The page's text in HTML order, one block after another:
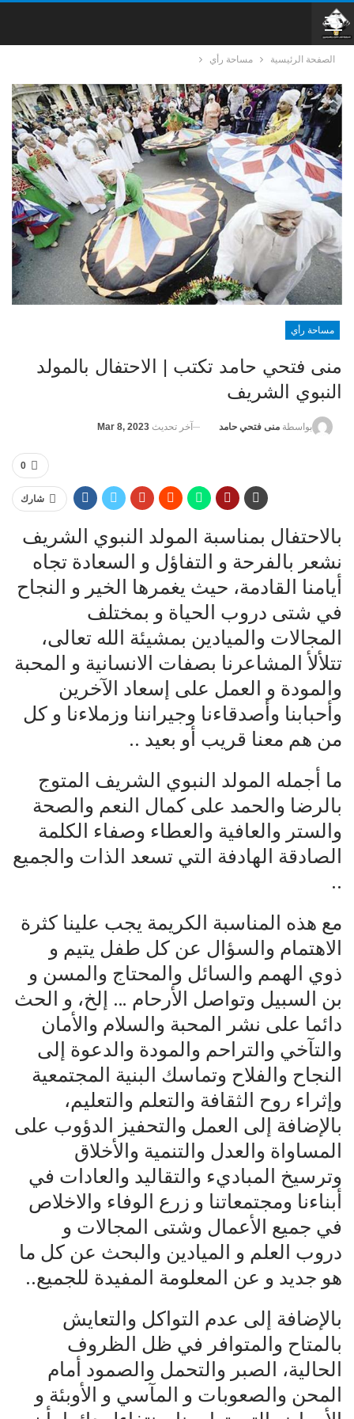
الصفحة الرئيسية مساحة رأي
مساحة رأي
منى فتحي حامد تكتب | الاحتفال بالمولد
النبوي الشريف
بواسطة منى فتحي حامد آخر تحديث Mar 8, 2023
0
شارك
بالاحتفال بمناسبة المولد النبوي الشريف
نشعر بالفرحة و التفاؤل و السعادة تجاه
أيامنا القادمة، حيث يغمرها الخير و النجاح
في شتى دروب الحياة و بمختلف
المجالات والميادين بمشيئة الله تعالى،
تتلألأ المشاعرنا بصفات الانسانية و المحبة
والمودة و العمل على إسعاد الآخرين
وأحبابنا وأصدقاءنا وجيراننا وزملاءنا و كل
من هم معنا قريب أو بعيد ..
ما أجمله المولد النبوي الشريف المتوج
بالرضا والحمد على كمال النعم والصحة
والستر والعافية والعطاء وصفاء الكلمة
الصادقة الهادفة التي تسعد الذات والجميع
..
مع هذه المناسبة الكريمة يجب علينا كثرة
الاهتمام والسؤال عن كل طفل يتيم و
ذوي الهمم والسائل والمحتاج والمسن و
بن السبيل وتواصل الأرحام … إلخ، و الحث
دائما على نشر المحبة والسلام والأمان
والتآخي والتراحم والمودة والدعوة إلى
النجاح والفلاح وتماسك البنية المجتمعية
وإثراء روح الثقافة والتعلم والتعليم،
بالإضافة إلى العمل والتحفيز الدؤوب على
المساواة والعدل والتنمية والأخلاق
وترسيخ المباديء والتقاليد والعادات في
أبناءنا ومجتمعاتنا و زرع الوفاء والاخلاص
في جميع الأعمال وشتى المجالات و
دروب العلم و الميادين والبحث عن كل ما
هو جديد و عن المعلومة المفيدة للجميع..
بالإضافة إلى عدم التواكل والتعايش
بالمتاح والمتوافر في ظل الظروف
الحالية، الصبر والتحمل والصمود أمام
المحن والصعوبات و المآسي و الأوبئة و